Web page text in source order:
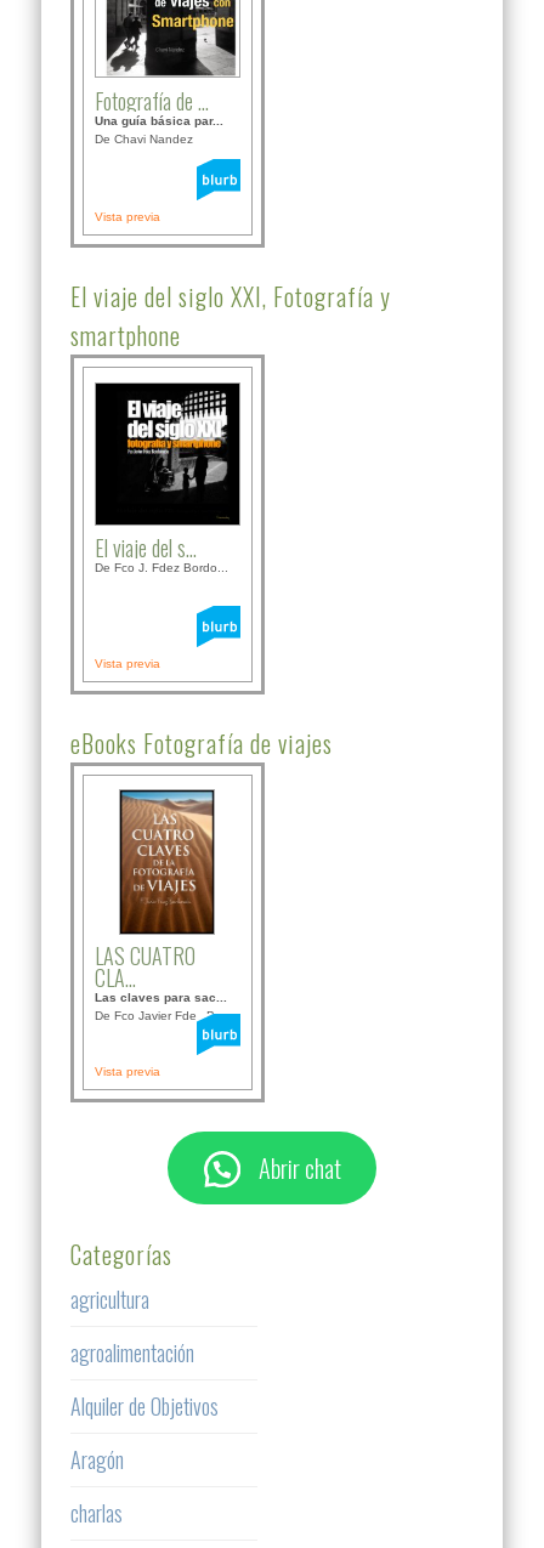
Fotografía de ...
Una guía básica par...
De Chavi Nandez
Vista previa
El viaje del siglo XXI, Fotografía y
smartphone
El viaje del s...
De Fco J. Fdez Bordo...
Vista previa
eBooks Fotografía de viajes
LAS CUATRO
CLA...
Las claves para sac...
De Fco Javier Fdez B...
Vista previa
Abrir chat
Categorías
agricultura
agroalimentación
Alquiler de Objetivos
Aragón
charlas